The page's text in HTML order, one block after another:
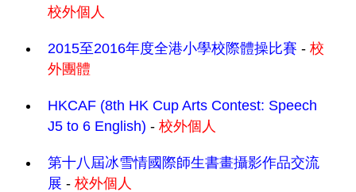
校外個人
2015至2016年度全港小學校際體操比賽 - 校
外團體
HKCAF (8th HK Cup Arts Contest: Speech
J5 to 6 English) - 校外個人
第十八屆冰雪情國際師生書畫攝影作品交流
展 - 校外個人